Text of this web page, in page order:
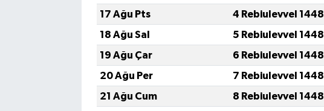
17 Ağu Pts
4 Rebiulevvel 1448
18 Ağu Sal
5 Rebiulevvel 1448
19 Ağu Çar
6 Rebiulevvel 1448
20 Ağu Per
7 Rebiulevvel 1448
21 Ağu Cum
8 Rebiulevvel 1448